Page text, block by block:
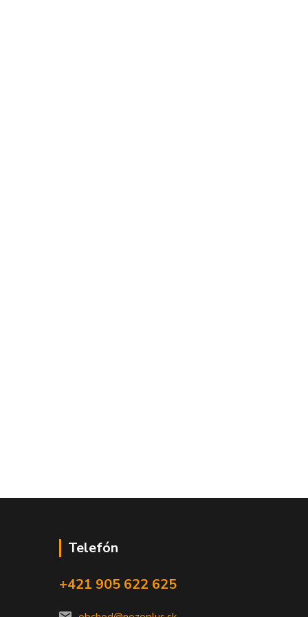
Telefón
+421 905 622 625